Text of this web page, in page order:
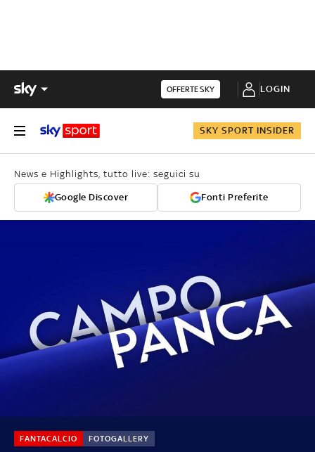
OFFERTE SKY LOGIN
SKY SPORT INSIDER
News e Highlights, tutto live: seguici su
Google Discover Fonti Preferite
FANTACALCIO FOTOGALLERY